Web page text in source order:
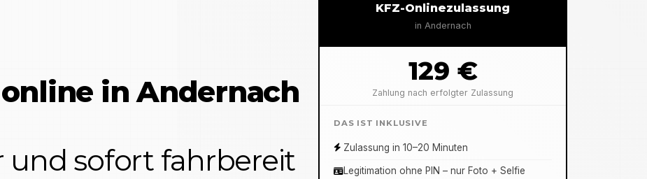
online inAndernach
und sofort fahrbereit
KFZ-Onlinezulassung
in Andernach
129 €
Zahlung nach erfolgter Zulassung
DAS IST INKLUSIVE
Zulassung in 10–20 Minuten
Legitimation ohne PIN – nur Foto + Selfie